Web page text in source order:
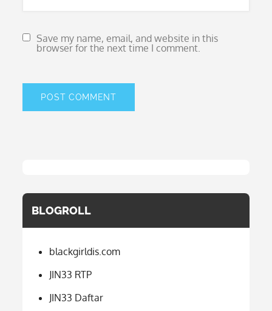
Save my name, email, and website in this
browser for the next time I comment.
BLOGROLL
blackgirldis.com
JIN33 RTP
JIN33 Daftar